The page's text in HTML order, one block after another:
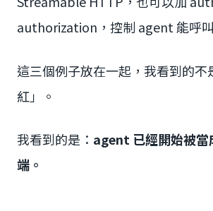
authorization，控制 agent 能呼
這三個例子放在一起，我看到的不
紅」。
我看到的是： agent 已經開始被當
端。